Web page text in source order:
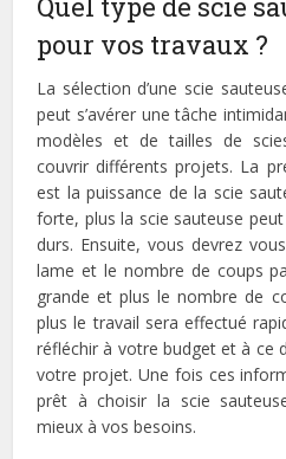
pour vos travaux ?
La sélection d’une scie
peut s’avérer une tâche
modèles et de tailles de
couvrir différents projets. La
est la puissance de la scie
forte, plus la scie sauteuse
durs. Ensuite, vous devrez
lame et le nombre de coups
grande et plus le nombre de
plus le travail sera effectué
réfléchir à votre budget et à ce
votre projet. Une fois ces
prêt à choisir la scie
mieux à vos besoins.